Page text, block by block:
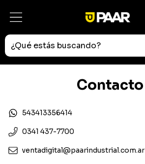
Contacto
543413356414
0341 437-7700
ventadigital@paarindustrial.com.ar